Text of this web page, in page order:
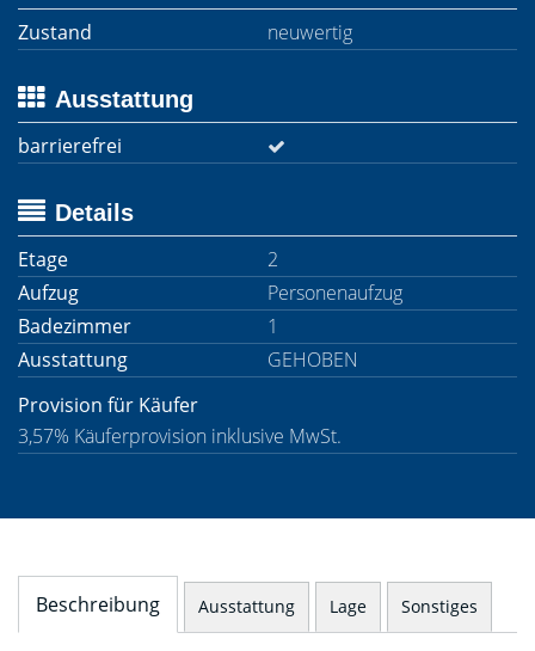
Zustand
neuwertig
Ausstattung
barrierefrei
Details
Etage
2
Aufzug
Personenaufzug
Badezimmer
1
Ausstattung
GEHOBEN
Provision für Käufer
3,57% Käuferprovision inklusive MwSt.
Beschreibung Ausstattung Lage Sonstiges